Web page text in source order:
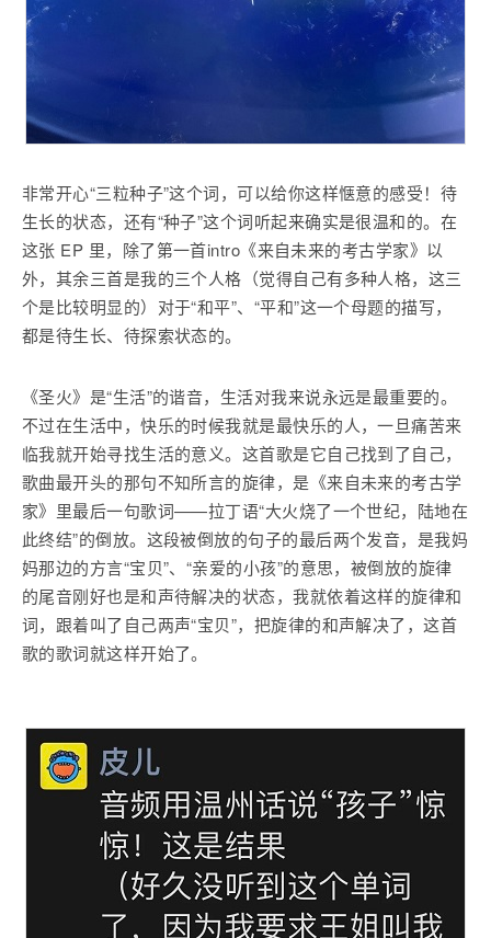
非常开心“三粒种子”这个词，可以给你这样惬意的感受！待
生长的状态，还有“种子”这个词听起来确实是很温和的。在
这张 EP 里，除了第一首intro《来自未来的考古学家》以
外，其余三首是我的三个人格（觉得自己有多种人格，这三
个是比较明显的）对于“和平”、“平和”这一个母题的描写，
都是待生长、待探索状态的。
《圣火》是“生活”的谐音，生活对我来说永远是最重要的。
不过在生活中，快乐的时候我就是最快乐的人，一旦痛苦来
临我就开始寻找生活的意义。这首歌是它自己找到了自己，
歌曲最开头的那句不知所言的旋律，是《来自未来的考古学
家》里最后一句歌词——拉丁语“大火烧了一个世纪，陆地在
此终结”的倒放。这段被倒放的句子的最后两个发音，是我妈
妈那边的方言“宝贝”、“亲爱的小孩”的意思，被倒放的旋律
的尾音刚好也是和声待解决的状态，我就依着这样的旋律和
词，跟着叫了自己两声“宝贝”，把旋律的和声解决了，这首
歌的歌词就这样开始了。